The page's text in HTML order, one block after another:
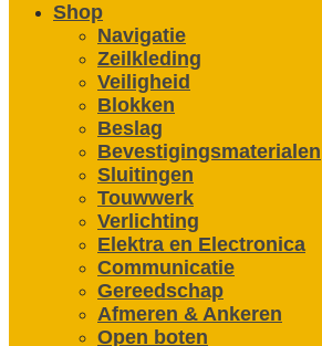
Shop
Navigatie
Zeilkleding
Veiligheid
Blokken
Beslag
Bevestigings­­materialen
Sluitingen
Touwwerk
Verlichting
Elektra en Electronica
Communicatie
Gereedschap
Afmeren & Ankeren
Open boten